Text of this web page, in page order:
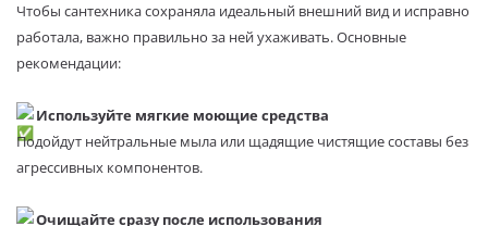
Чтобы сантехника сохраняла идеальный внешний вид и исправно
работала, важно правильно за ней ухаживать. Основные
рекомендации:
Используйте мягкие моющие средства
Подойдут нейтральные мыла или щадящие чистящие составы без
агрессивных компонентов.
Очищайте сразу после использования